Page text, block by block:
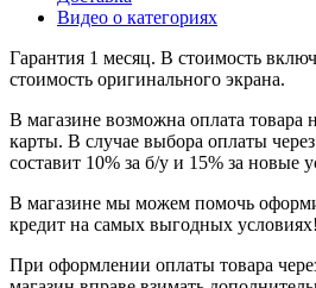
Видео о категориях
Гарантия 1 месяц. В стоимость
стоимость оригинального экрана.
В магазине возможна оплата
карты. В случае выбора оплаты
составит 10% за б/у и 15% за новые
В магазине мы можем помочь
кредит на самых выгодных условиях!
При оформлении оплаты товара